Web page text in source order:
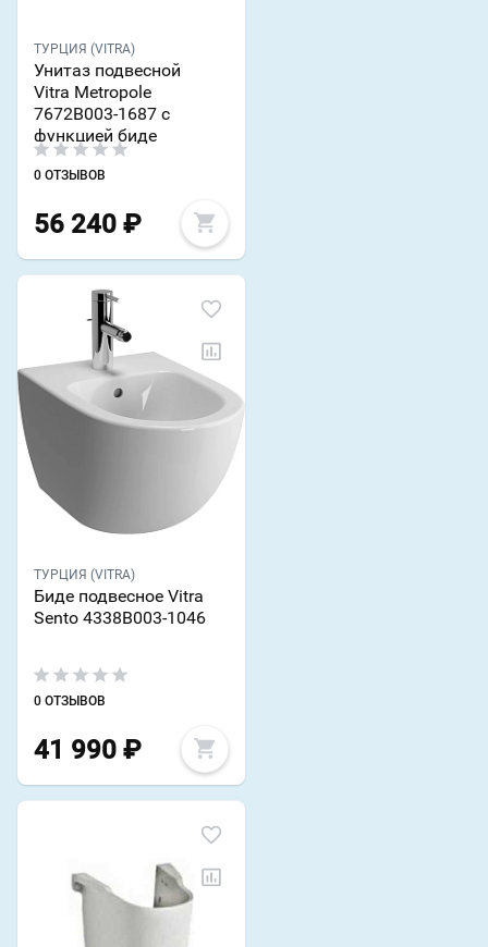
ТУРЦИЯ (VITRA)
Унитаз подвесной
Vitra Metropole
7672B003-1687 с
функцией биде
0 ОТЗЫВОВ
56 240 ₽
ТУРЦИЯ (VITRA)
Биде подвесное Vitra
Sento 4338B003-1046
0 ОТЗЫВОВ
41 990 ₽